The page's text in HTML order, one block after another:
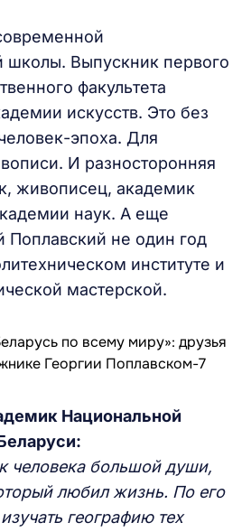
школы. Выпускник первого
факультета
искусств. Это без
эпоха. Для
И разносторонняя
живописец, академик
наук. А еще
Поплавский не один год
институте и
мастерской.
Национальной
человека большой души,
любил жизнь. По его
географию тех